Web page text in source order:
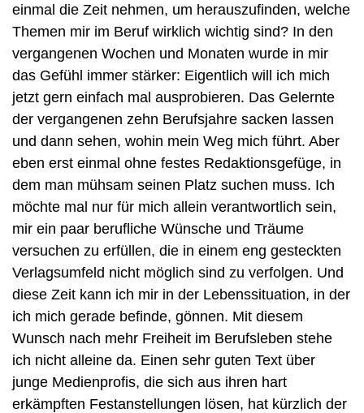
einmal die Zeit nehmen, um herauszufinden, welche
Themen mir im Beruf wirklich wichtig sind? In den
vergangenen Wochen und Monaten wurde in mir
das Gefühl immer stärker: Eigentlich will ich mich
jetzt gern einfach mal ausprobieren. Das Gelernte
der vergangenen zehn Berufsjahre sacken lassen
und dann sehen, wohin mein Weg mich führt. Aber
eben erst einmal ohne festes Redaktionsgefüge, in
dem man mühsam seinen Platz suchen muss. Ich
möchte mal nur für mich allein verantwortlich sein,
mir ein paar berufliche Wünsche und Träume
versuchen zu erfüllen, die in einem eng gesteckten
Verlagsumfeld nicht möglich sind zu verfolgen. Und
diese Zeit kann ich mir in der Lebenssituation, in der
ich mich gerade befinde, gönnen. Mit diesem
Wunsch nach mehr Freiheit im Berufsleben stehe
ich nicht alleine da. Einen sehr guten Text über
junge Medienprofis, die sich aus ihren hart
erkämpften Festanstellungen lösen, hat kürzlich der